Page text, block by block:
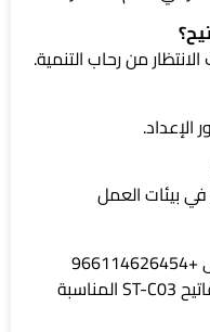
من رحاب التنمية.
الإعداد.
بيئات العمل
أو اتصل على +966114626454
للحصول على أفضل عرض للوحة مفاتيح ST-C03 المناسبة